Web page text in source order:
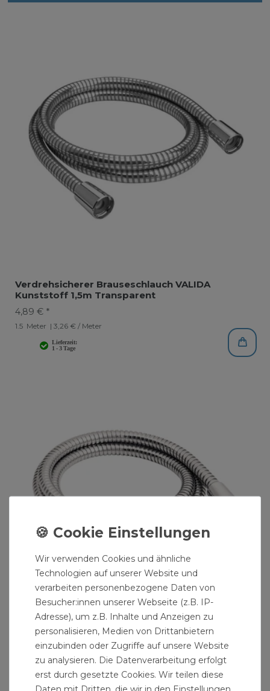
Verdrehsicherer Brauseschlauch VALIDA
Kunststoff 1,5m Transparent
4,89 € *
1.5 Meter | 3,26 € / Meter
Verdrehsicherer Brauseschlauch TENO Metall
1,5m Chrom
4,79 € *
Meter | 3,19 € / Meter
Wir verwenden Cookies und ähnliche
Technologien auf unserer Website und
verarbeiten personenbezogene Daten von
Besucher:innen unserer Webseite (z.B. IP-
Adresse), um z.B. Inhalte und Anzeigen zu
personalisieren, Medien von Drittanbietern
einzubinden oder Zugriffe auf unsere Website
zu analysieren. Die Datenverarbeitung erfolgt
erst durch gesetzte Cookies. Wir teilen diese